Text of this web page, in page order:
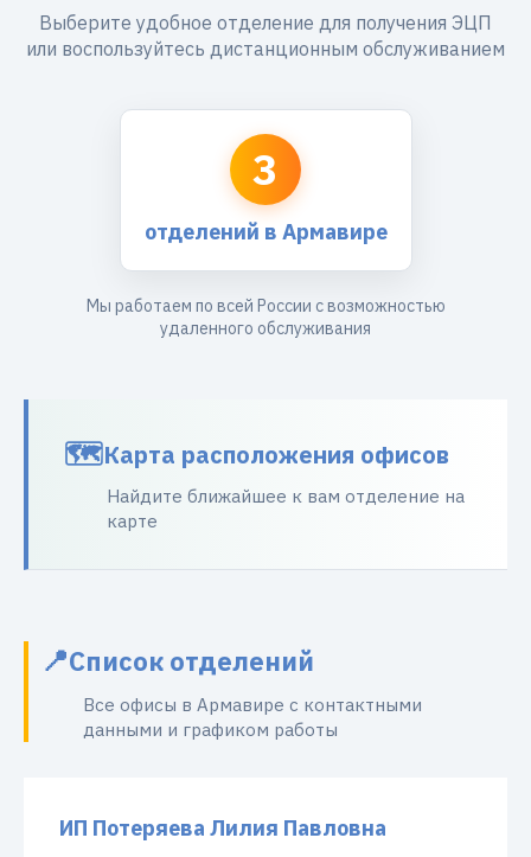
Выберите удобное отделение для получения ЭЦП
или воспользуйтесь дистанционным обслуживанием
3
отделений в Армавире
Мы работаем по всей России с возможностью
удаленного обслуживания
Карта расположения офисов
Найдите ближайшее к вам отделение на
карте
Список отделений
Все офисы в Армавире с контактными
данными и графиком работы
ИП Потеряева Лилия Павловна